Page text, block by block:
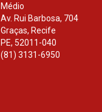
Médio
Av. Rui Barbosa, 704
Graças, Recife
PE, 52011-040
(81) 3131-6950